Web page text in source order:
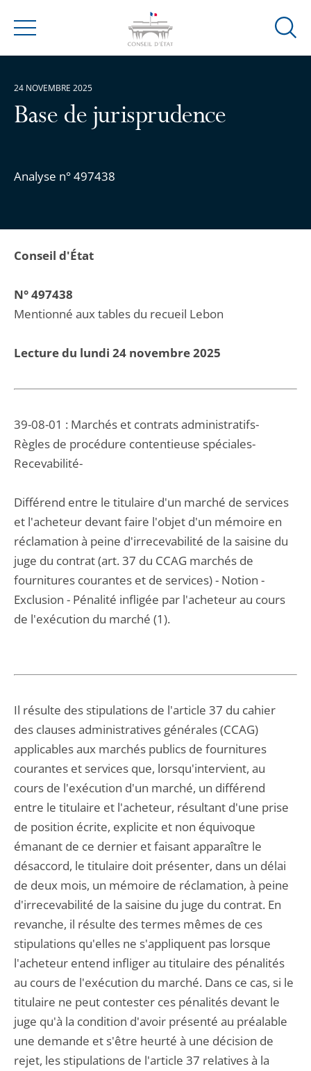
Menu
Ouvrir
Base de jurisprudence
Analyse n° 497438
24 NOVEMBRE 2025
Conseil d'État
N° 497438
Mentionné aux tables du recueil Lebon
Lecture du lundi 24 novembre 2025
39-08-01 : Marchés et contrats administratifs-
Règles de procédure contentieuse spéciales-
Recevabilité-
Différend entre le titulaire d'un marché de services
et l'acheteur devant faire l'objet d'un mémoire en
réclamation à peine d'irrecevabilité de la saisine du
juge du contrat (art. 37 du CCAG marchés de
fournitures courantes et de services) - Notion -
Exclusion - Pénalité infligée par l'acheteur au cours
de l'exécution du marché (1).
Il résulte des stipulations de l'article 37 du cahier
des clauses administratives générales (CCAG)
applicables aux marchés publics de fournitures
courantes et services que, lorsqu'intervient, au
cours de l'exécution d'un marché, un différend
entre le titulaire et l'acheteur, résultant d'une prise
de position écrite, explicite et non équivoque
émanant de ce dernier et faisant apparaître le
désaccord, le titulaire doit présenter, dans un délai
de deux mois, un mémoire de réclamation, à peine
d'irrecevabilité de la saisine du juge du contrat. En
revanche, il résulte des termes mêmes de ces
stipulations qu'elles ne s'appliquent pas lorsque
l'acheteur entend infliger au titulaire des pénalités
au cours de l'exécution du marché. Dans ce cas, si le
titulaire ne peut contester ces pénalités devant le
juge qu'à la condition d'avoir présenté au préalable
une demande et s'être heurté à une décision de
rejet, les stipulations de l'article 37 relatives à la